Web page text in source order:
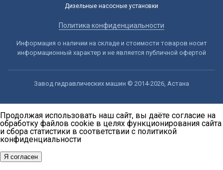
Дизельные насосные установки
Политика конфиденциальности
Информация о наличии на складе и стоимости товаров носит
информационный характер и не является публичной офертой
Завод гидравлических машин © 2014-2026, Астана
Продолжая использовать наш сайт, вы даёте согласие на
обработку файлов cookie в целях функционирования сайта
и сбора статистики в соответствии с политикой
конфиденциальности
Я согласен